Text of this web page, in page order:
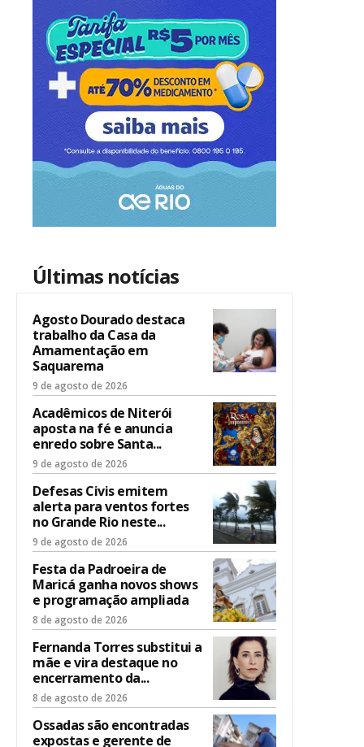
Últimas notícias
Agosto Dourado destaca
trabalho da Casa da
Amamentação em
Saquarema
9 de agosto de 2026
Acadêmicos de Niterói
aposta na fé e anuncia
enredo sobre Santa...
9 de agosto de 2026
Defesas Civis emitem
alerta para ventos fortes
no Grande Rio neste...
9 de agosto de 2026
Festa da Padroeira de
Maricá ganha novos shows
e programação ampliada
8 de agosto de 2026
Fernanda Torres substitui a
mãe e vira destaque no
encerramento da...
8 de agosto de 2026
Ossadas são encontradas
expostas e gerente de